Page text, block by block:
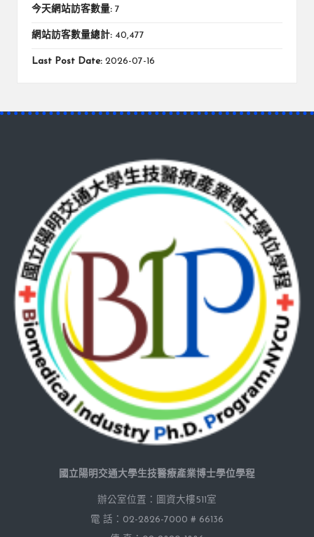
今天網站訪客數量: 7
網站訪客數量總計: 40,477
Last Post Date: 2026-07-16
國立陽明交通大學生技醫療產業博士學位學程
辦公室位置：圖資大樓511室
電 話：02-2826-7000 # 66136